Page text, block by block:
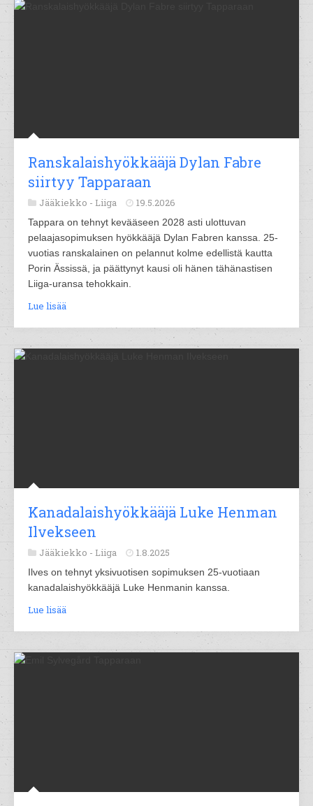
Ranskalaishyökkääjä Dylan Fabre
siirtyy Tapparaan
Jääkiekko - Liiga 19.5.2026
Tappara on tehnyt kevääseen 2028 asti ulottuvan
pelaajasopimuksen hyökkääjä Dylan Fabren kanssa. 25-
vuotias ranskalainen on pelannut kolme edellistä kautta
Porin Ässissä, ja päättynyt kausi oli hänen tähänastisen
Liiga-uransa tehokkain.
Lue lisää
Kanadalaishyökkääjä Luke Henman
Ilvekseen
Jääkiekko - Liiga 1.8.2025
Ilves on tehnyt yksivuotisen sopimuksen 25-vuotiaan
kanadalaishyökkääjä Luke Henmanin kanssa.
Lue lisää